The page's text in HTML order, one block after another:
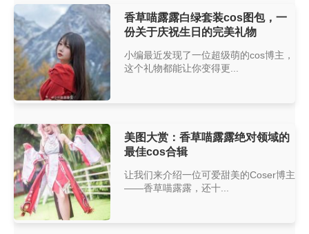
香草喵露露白绿套装cos图包，一
份关于庆祝生日的完美礼物
小编最近发现了一位超级萌的cos博主，
这个礼物都能让你变得更...
美图大赏：香草喵露露绝对领域的
最佳cos合辑
让我们来介绍一位可爱甜美的Coser博主
——香草喵露露，还十...